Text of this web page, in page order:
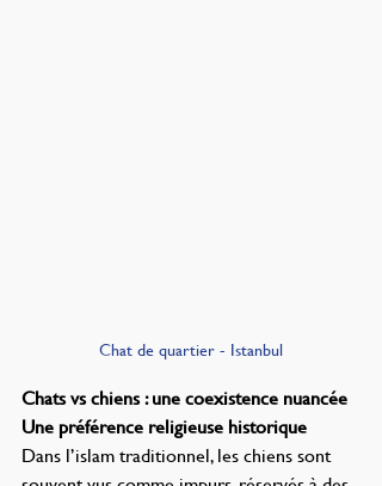
Chat de quartier - Istanbul
Chats vs chiens : une coexistence nuancée
Une préférence religieuse historique
Dans l’islam traditionnel, les chiens sont